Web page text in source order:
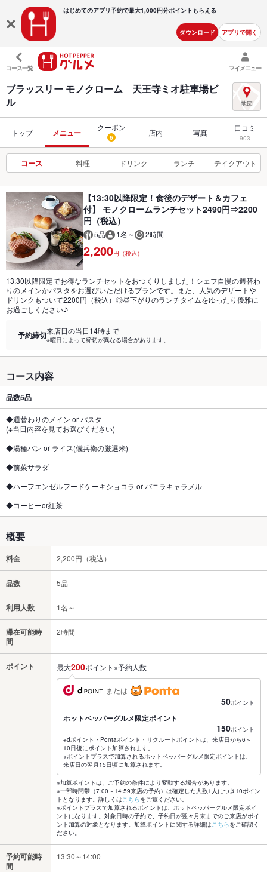
はじめてのアプリ予約で最大1,000円分ポイントもらえる
ダウンロード アプリで開く
コース一覧 マイメニュー
ブラッスリー モノクローム 天王寺ミオ駐車場ビ
ル
トップ メニュー
クーポン
6 店内 写真 口コミ
903
コース 料理 ドリンク ランチ テイクアウト
【13:30以降限定！食後のデザート＆カフェ
付】 モノクロームランチセット2490円⇒2200
円（税込）
5品 1名～ 2時間
2,200円（税込）
13:30以降限定でお得なランチセットをおつくりしました！シェフ自慢の週替わ
りのメインかパスタをお選びいただけるプランです。また、人気のデザートや
ドリンクもついて2200円（税込）◎昼下がりのランチタイムをゆったり優雅に
お過ごしください♪
予約締切来店日の当日14時まで
※曜日によって締切が異なる場合があります。
コース内容
品数5品
◆週替わりのメイン or パスタ
(※当日内容を見てお選びください)
◆湯種パン or ライス(儀兵衛の厳選米)
◆前菜サラダ
◆ハーフエンゼルフードケーキショコラ or バニラキャラメル
◆コーヒーor紅茶
概要
料金 2,200円（税込）
品数 5品
利用人数 1名～
滞在可能時
間
2時間
ポイント 最大200ポイント×予約人数
または
50ポイント
ホットペッパーグルメ限定ポイント
150ポイント
※dポイント・Pontaポイント・リクルートポイントは、来店日から6～
10日後にポイント加算されます。
※ポイントプラスで加算されるホットペッパーグルメ限定ポイントは、
来店日の翌月15日頃に加算されます。
※加算ポイントは、ご予約の条件により変動する場合があります。
※一部時間帯（7:00～14:59来店の予約）は確定した人数1人につき10ポイン
トとなります。詳しくはこちらをご覧ください。
※ポイントプラスで加算されるポイントは、ホットペッパーグルメ限定ポイ
ントになります。対象日時の予約で、予約日が翌々月末までのご来店がポイ
ント加算の対象となります。加算ポイントに関する詳細はこちらをご確認く
ださい。
予約可能時
間
13:30～14:00